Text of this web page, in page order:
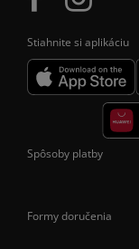
Stiahnite si aplikáciu
Spôsoby platby
Formy doručenia